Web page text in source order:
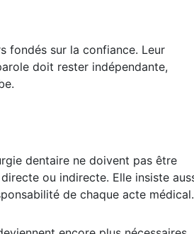
fondés sur la confiance. Leur
doit rester indépendante,
dentaire ne doivent pas être
ou indirecte. Elle insiste aussi